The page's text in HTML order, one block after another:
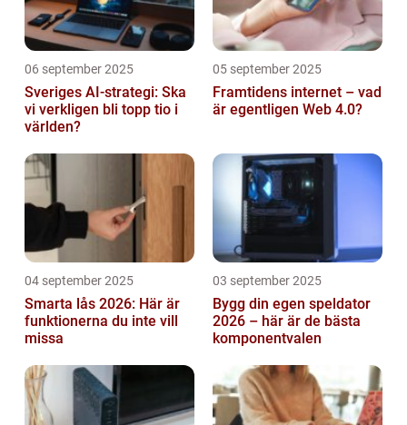
06 september 2025
Sveriges AI-strategi: Ska
vi verkligen bli topp tio i
världen?
05 september 2025
Framtidens internet – vad
är egentligen Web 4.0?
04 september 2025
Smarta lås 2026: Här är
funktionerna du inte vill
missa
03 september 2025
Bygg din egen speldator
2026 – här är de bästa
komponentvalen